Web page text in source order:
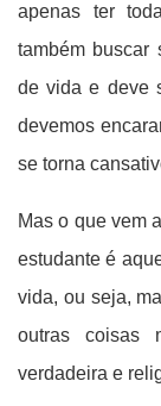
apenas ter
também buscar
de vida e deve
devemos
se torna
Mas o que vem
estudante é
vida, ou seja,
outras coisas
verdadeira e